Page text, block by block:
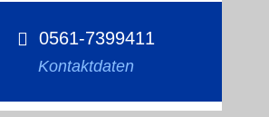
0561-7399411
Kontaktdaten